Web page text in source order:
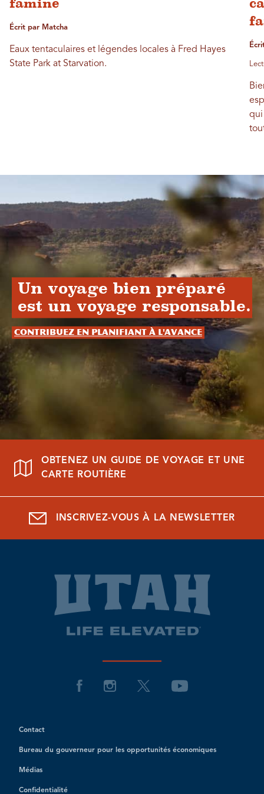
famine
Écrit par Matcha
Eaux tentaculaires et légendes locales à Fred Hayes
State Park at Starvation.
qui
Un voyage bien préparé
est un voyage responsable.
Contribuez en planifiant à l'avance
OBTENEZ UN GUIDE DE VOYAGE ET UNE
CARTE ROUTIÈRE
INSCRIVEZ-VOUS À LA NEWSLETTER
Contact
Bureau du gouverneur pour les opportunités économiques
Médias
Confidentialité